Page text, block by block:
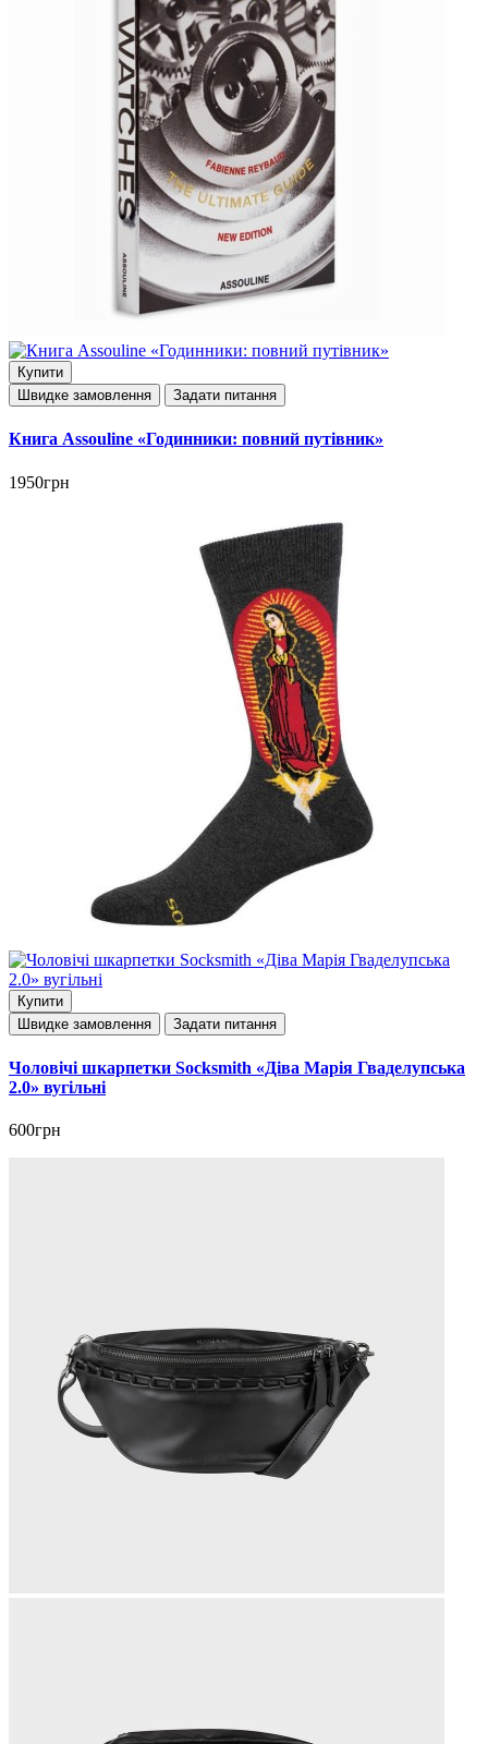
Купити
Швидке замовлення
Задати питання
Книга Assouline «Годинники: повний путівник»
1950грн
Купити
Швидке замовлення
Задати питання
Чоловічі шкарпетки Socksmith «Діва Марія Гваделупська
2.0» вугільні
600грн